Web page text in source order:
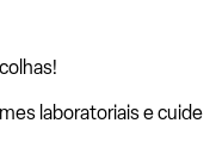
laboratoriais e cuide